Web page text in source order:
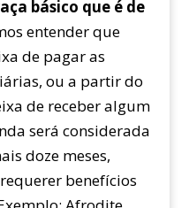
básico que é de
entender que
de pagar as
ou a partir do
de receber algum
será considerada
doze meses,
benefícios